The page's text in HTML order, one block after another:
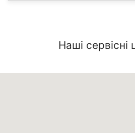
Наші сервісні